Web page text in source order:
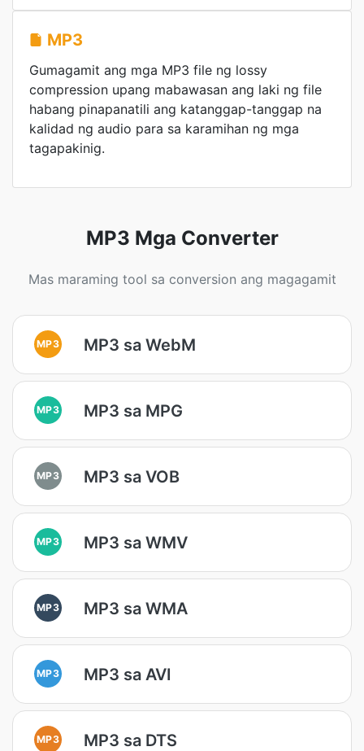
MP3
Gumagamit ang mga MP3 file ng lossy
compression upang mabawasan ang laki ng file
habang pinapanatili ang katanggap-tanggap na
kalidad ng audio para sa karamihan ng mga
tagapakinig.
MP3 Mga Converter
Mas maraming tool sa conversion ang magagamit
MP3 MP3 sa WebM
MP3 MP3 sa MPG
MP3 MP3 sa VOB
MP3 MP3 sa WMV
MP3 MP3 sa WMA
MP3 MP3 sa AVI
MP3 MP3 sa DTS